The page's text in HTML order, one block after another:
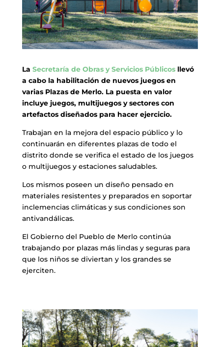
La Secretaría de Obras y Servicios Públicosllevó
a cabo la habilitación de nuevos juegos en
varias Plazas de Merlo. La puesta en valor
incluye juegos, multijuegos y sectores con
artefactos diseñados para hacer ejercicio.
Trabajan en la mejora del espacio público y lo
continuarán en diferentes plazas de todo el
distrito donde se verifica el estado de los juegos
o multijuegos y estaciones saludables.
Los mismos poseen un diseño pensado en
materiales resistentes y preparados en soportar
inclemencias climáticas y sus condiciones son
antivandálicas.
El Gobierno del Pueblo de Merlo continúa
trabajando por plazas más lindas y seguras para
que los niños se diviertan y los grandes se
ejerciten.